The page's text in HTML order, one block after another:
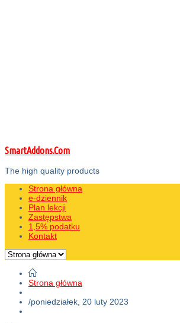
SmartAddons.Com
The high quality products
Strona główna
e-dziennik
Plan lekcji
Zastępstwa
1,5% podatku
Kontakt
Strona główna
/poniedziałek, 20 luty 2023